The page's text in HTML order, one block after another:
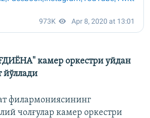
камер оркестри уйдан
филармониясининг
чолғулар камер оркестри